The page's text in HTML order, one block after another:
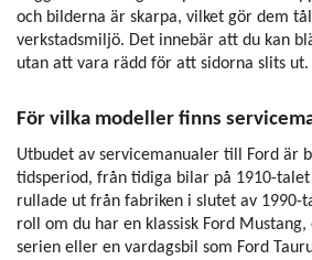
och bilderna är skarpa, vilket gör dem
verkstadsmiljö. Det innebär att du kan
utan att vara rädd för att sidorna slits ut.
För vilka modeller finns
Utbudet av servicemanualer till Ford är
tidsperiod, från tidiga bilar på 1910-
rullade ut från fabriken i slutet av 1990-
roll om du har en klassisk Ford Mustang,
serien eller en vardagsbil som Ford